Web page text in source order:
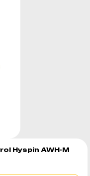
Hyspin AWH-M